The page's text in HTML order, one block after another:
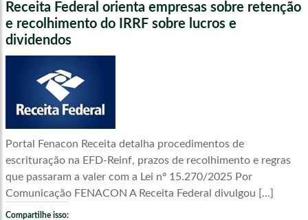
Receita Federal orienta empresas sobre retenção
e recolhimento do IRRF sobre lucros e
dividendos
Portal Fenacon Receita detalha procedimentos de
escrituração na EFD-Reinf, prazos de recolhimento e regras
que passaram a valer com a Lei nº 15.270/2025 Por
Comunicação FENACON A Receita Federal divulgou […]
Compartilhe isso: